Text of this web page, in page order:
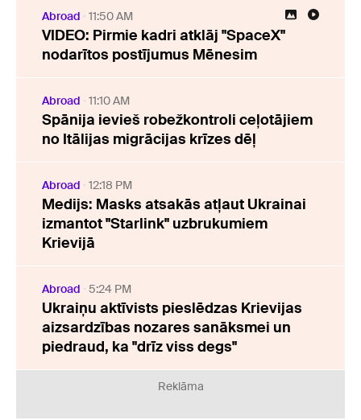
Abroad 11:50 AM
VIDEO: Pirmie kadri atklāj "SpaceX"
nodarītos postījumus Mēnesim
Abroad 11:10 AM
Spānija ievieš robežkontroli ceļotājiem
no Itālijas migrācijas krīzes dēļ
Abroad 12:18 PM
Medijs: Masks atsakās atļaut Ukrainai
izmantot "Starlink" uzbrukumiem
Krievijā
Abroad 5:24 PM
Ukraiņu aktīvists pieslēdzas Krievijas
aizsardzības nozares sanāksmei un
piedraud, ka "drīz viss degs"
Reklāma